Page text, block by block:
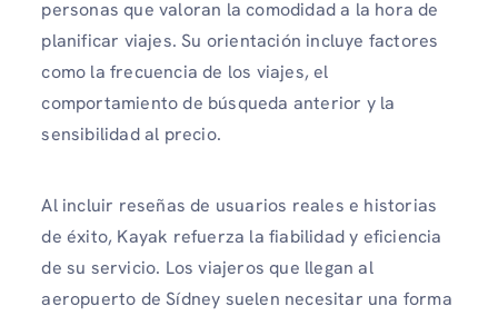
personas que valoran la comodidad a la hora de
planificar viajes. Su orientación incluye factores
como la frecuencia de los viajes, el
comportamiento de búsqueda anterior y la
sensibilidad al precio.
Al incluir reseñas de usuarios reales e historias
de éxito, Kayak refuerza la fiabilidad y eficiencia
de su servicio. Los viajeros que llegan al
aeropuerto de Sídney suelen necesitar una forma